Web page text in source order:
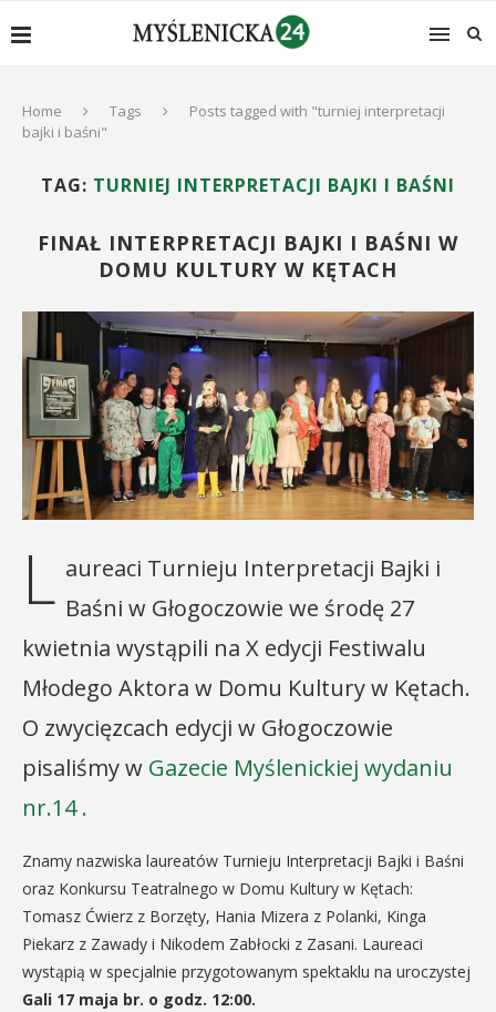
Home Tags
Posts tagged with "turniej interpretacji
bajki i baśni"
TAG: TURNIEJ INTERPRETACJI BAJKI I BAŚNI
FINAŁ INTERPRETACJI BAJKI I BAŚNI W
DOMU KULTURY W KĘTACH
L aureaci Turnieju Interpretacji Bajki i
Baśni w Głogoczowie we środę 27
kwietnia wystąpili na X edycji Festiwalu
Młodego Aktora w Domu Kultury w Kętach.
O zwycięzcach edycji w Głogoczowie
pisaliśmy w Gazecie Myślenickiej wydaniu
nr.14 .
Znamy nazwiska laureatów Turnieju Interpretacji Bajki i Baśni
oraz Konkursu Teatralnego w Domu Kultury w Kętach:
Tomasz Ćwierz z Borzęty, Hania Mizera z Polanki, Kinga
Piekarz z Zawady i Nikodem Zabłocki z Zasani. Laureaci
wystąpią w specjalnie przygotowanym spektaklu na uroczystej
Gali 17 maja br. o godz. 12:00.